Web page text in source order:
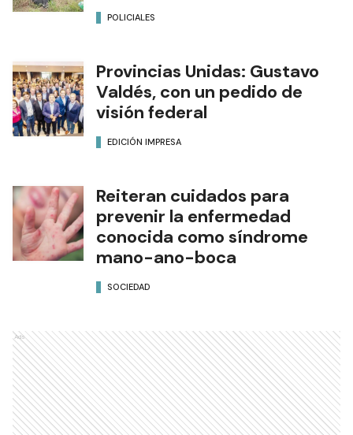
POLICIALES
Provincias Unidas: Gustavo
Valdés, con un pedido de
visión federal
EDICIÓN IMPRESA
Reiteran cuidados para
prevenir la enfermedad
conocida como síndrome
mano-ano-boca
SOCIEDAD
Ads